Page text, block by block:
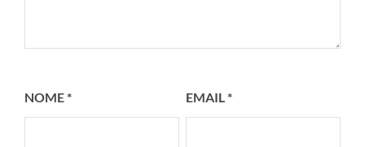
NOME* EMAIL*